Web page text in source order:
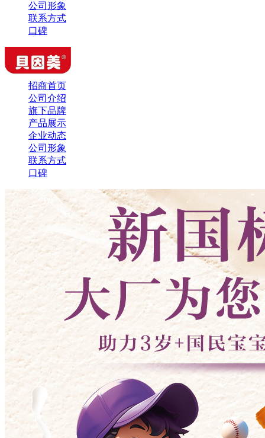
公司形象
联系方式
口碑
招商首页
公司介绍
旗下品牌
产品展示
企业动态
公司形象
联系方式
口碑